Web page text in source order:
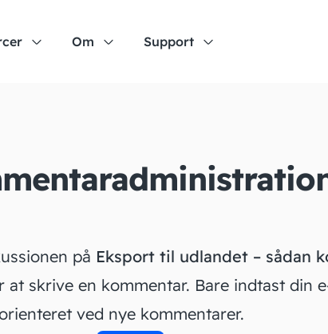
Om Support
på Eksport til udlandet – sådan
at skrive en kommentar. Bare indtast din
ved nye kommentarer.